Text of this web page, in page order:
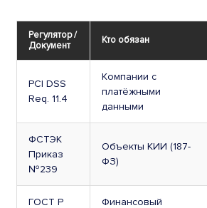
Регулятор /
Документ
Кто обязан
PCI DSS
Req. 11.4
Компании с
платёжными
данными
ФСТЭК
Приказ
№239
Объекты КИИ (187-
ФЗ)
ГОСТ Р
Финансовый